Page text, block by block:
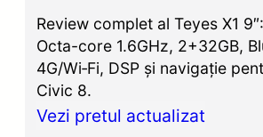
Review complet al Teyes X1
Octa-core 1.6GHz, 2+32GB,
4G/Wi‑Fi, DSP și navigație
Civic 8.
Vezi pretul actualizat